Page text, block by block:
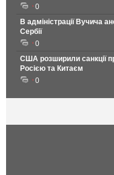
0
В адміністрації Вучича
Сербії
0
США розширили санкції
Росією та Китаєм
0